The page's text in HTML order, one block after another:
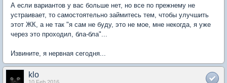
А если вариантов у вас больше нет, но все по прежнему не
устраивает, то самостоятельно займитесь тем, чтобы улучшить
этот ЖК, а не так "я сам не буду, это не мое, мне некогда, я уже
через это проходил, бла-бла"...
Извините, я нервная сегодня...
klo